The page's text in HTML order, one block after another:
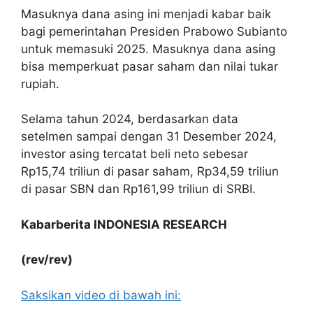
Masuknya dana asing ini menjadi kabar baik
bagi pemerintahan Presiden Prabowo Subianto
untuk memasuki 2025. Masuknya dana asing
bisa memperkuat pasar saham dan nilai tukar
rupiah.
Selama tahun 2024, berdasarkan data
setelmen sampai dengan 31 Desember 2024,
investor asing tercatat beli neto sebesar
Rp15,74 triliun di pasar saham, Rp34,59 triliun
di pasar SBN dan Rp161,99 triliun di SRBI.
Kabarberita INDONESIA RESEARCH
(rev/rev)
Saksikan video di bawah ini: